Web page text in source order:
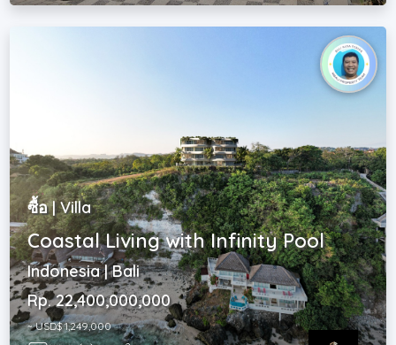
ซื้อ | Villa
Coastal Living with Infinity Pool
Indonesia | Bali
Rp. 22,400,000,000
~ USD$ 1,249,000